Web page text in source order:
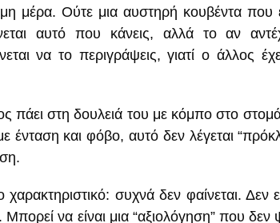
μέρα. Ούτε μια αυστηρή κουβέντα που
αυτό που κάνεις, αλλά το αν
να το περιγράψεις, γιατί ο άλλος
στη δουλειά του με κόμπο στο
ένταση και φόβο, αυτό δεν λέγεται
συχνά δεν φαίνεται.
να είναι μια “αξιολόγηση” που